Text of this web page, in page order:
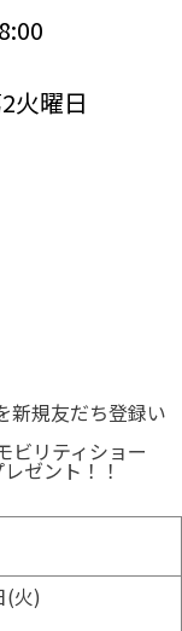
火曜日
新規友だち登録い
ビリティショー
ゼント！！
(火)